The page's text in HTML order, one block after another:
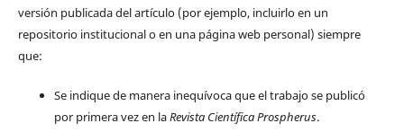
versión publicada del artículo (por ejemplo, incluirlo en un
repositorio institucional o en una página web personal) siempre
que:
Se indique de manera inequívoca que el trabajo se publicó
por primera vez en laRevista Científica Prospherus.